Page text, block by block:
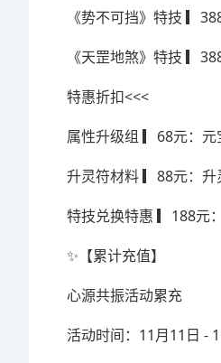
《势不可挡》特技
《天罡地煞》特技
特惠折扣<<<
属性升级组 ▎68元：
升灵符材料 ▎88元：
特技兑换特惠 ▎188元
✨【累计充值】
心源共振活动累充
活动时间：11月11日 -